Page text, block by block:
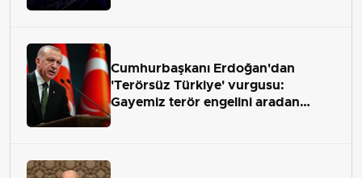
Cumhurbaşkanı Erdoğan'dan
'Terörsüz Türkiye' vurgusu:
Gayemiz terör engelini aradan